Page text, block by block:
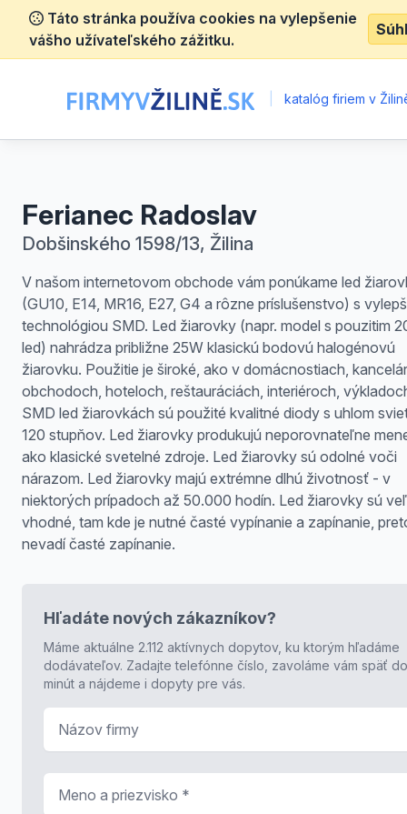
Táto stránka používa cookies na vylepšenie
vášho užívateľského zážitku.
katalóg firiem v
Ferianec Radoslav
Dobšinského 1598/13, Žilina
V našom internetovom obchode vám ponúkame led
(GU10, E14, MR16, E27, G4 a rôzne príslušenstvo) s
technológiou SMD. Led žiarovky (napr. model s pouzitim
led) nahrádza približne 25W klasickú bodovú halogénovú
žiarovku. Použitie je široké, ako v domácnostiach,
obchodoch, hoteloch, reštauráciách, interiéroch,
SMD led žiarovkách sú použité kvalitné diody s uhlom
120 stupňov. Led žiarovky produkujú neporovnateľne
ako klasické svetelné zdroje. Led žiarovky sú odolné voči
nárazom. Led žiarovky majú extrémne dlhú životnosť - v
niektorých prípadoch až 50.000 hodín. Led žiarovky sú
vhodné, tam kde je nutné časté vypínanie a zapínanie,
nevadí časté zapínanie.
Hľadáte nových zákazníkov?
Máme aktuálne 2.112 aktívnych dopytov, ku ktorým hľadáme
dodávateľov. Zadajte telefónne číslo, zavoláme vám späť
minút a nájdeme i dopyty pre vás.